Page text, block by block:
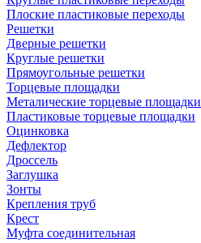
Плоские пластиковые переходы
Решетки
Дверные решетки
Круглые решетки
Прямоугольные решетки
Торцевые площадки
Металические торцевые площадки
Пластиковые торцевые площадки
Оцинковка
Дефлектор
Дроссель
Заглушка
Зонты
Крепления труб
Крест
Муфта соединительная